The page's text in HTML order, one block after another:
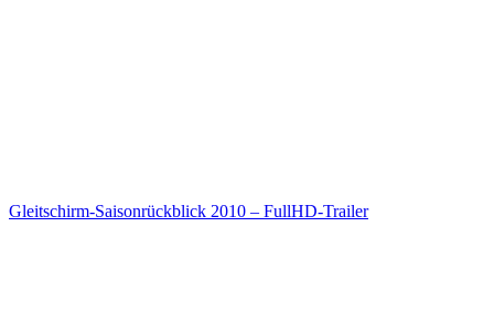
Gleitschirm-Saisonrückblick 2010 – FullHD-Trailer